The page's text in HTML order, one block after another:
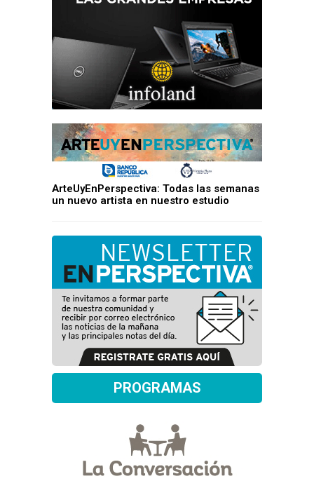
ArteUyEnPerspectiva: Todas las semanas
un nuevo artista en nuestro estudio
PROGRAMAS